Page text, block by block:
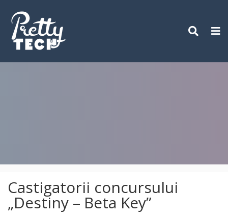
content
Castigatorii concursului
„Destiny – Beta Key”